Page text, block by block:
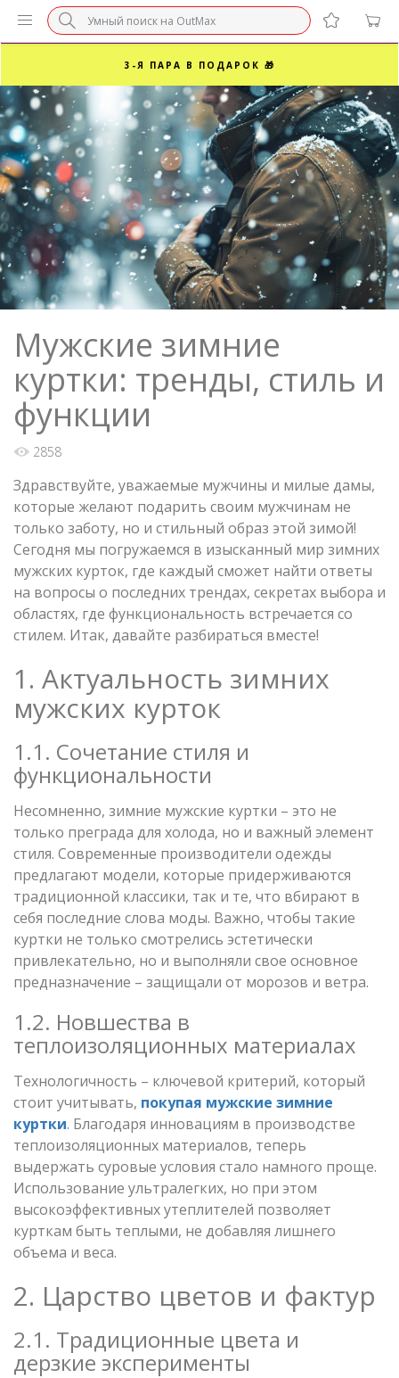
БЕЗ НАЦЕНКИ МАРКЕТПЛЕЙСОВ ⚡ ВАШ РАЗМЕР
3-Я ПАРА В ПОДАРОК 🎁
ПОСЛЕДНИЕ РАЗМЕРЫ ОТ 1500₽⚡️
СУПЕРАКЦИЯ 🔥 2-Я ПАРА -50%
Мужские зимние
куртки: тренды, стиль и
функции
2858
Здравствуйте, уважаемые мужчины и милые дамы,
которые желают подарить своим мужчинам не
только заботу, но и стильный образ этой зимой!
Сегодня мы погружаемся в изысканный мир зимних
мужских курток, где каждый сможет найти ответы
на вопросы о последних трендах, секретах выбора и
областях, где функциональность встречается со
стилем. Итак, давайте разбираться вместе!
1. Актуальность зимних
мужских курток
1.1. Сочетание стиля и
функциональности
Несомненно, зимние мужские куртки – это не
только преграда для холода, но и важный элемент
стиля. Современные производители одежды
предлагают модели, которые придерживаются
традиционной классики, так и те, что вбирают в
себя последние слова моды. Важно, чтобы такие
куртки не только смотрелись эстетически
привлекательно, но и выполняли свое основное
предназначение – защищали от морозов и ветра.
1.2. Новшества в
теплоизоляционных материалах
Технологичность – ключевой критерий, который
стоит учитывать, покупая мужские зимние
куртки. Благодаря инновациям в производстве
теплоизоляционных материалов, теперь
выдержать суровые условия стало намного проще.
Использование ультралегких, но при этом
высокоэффективных утеплителей позволяет
курткам быть теплыми, не добавляя лишнего
объема и веса.
2. Царство цветов и фактур
2.1. Традиционные цвета и
дерзкие эксперименты